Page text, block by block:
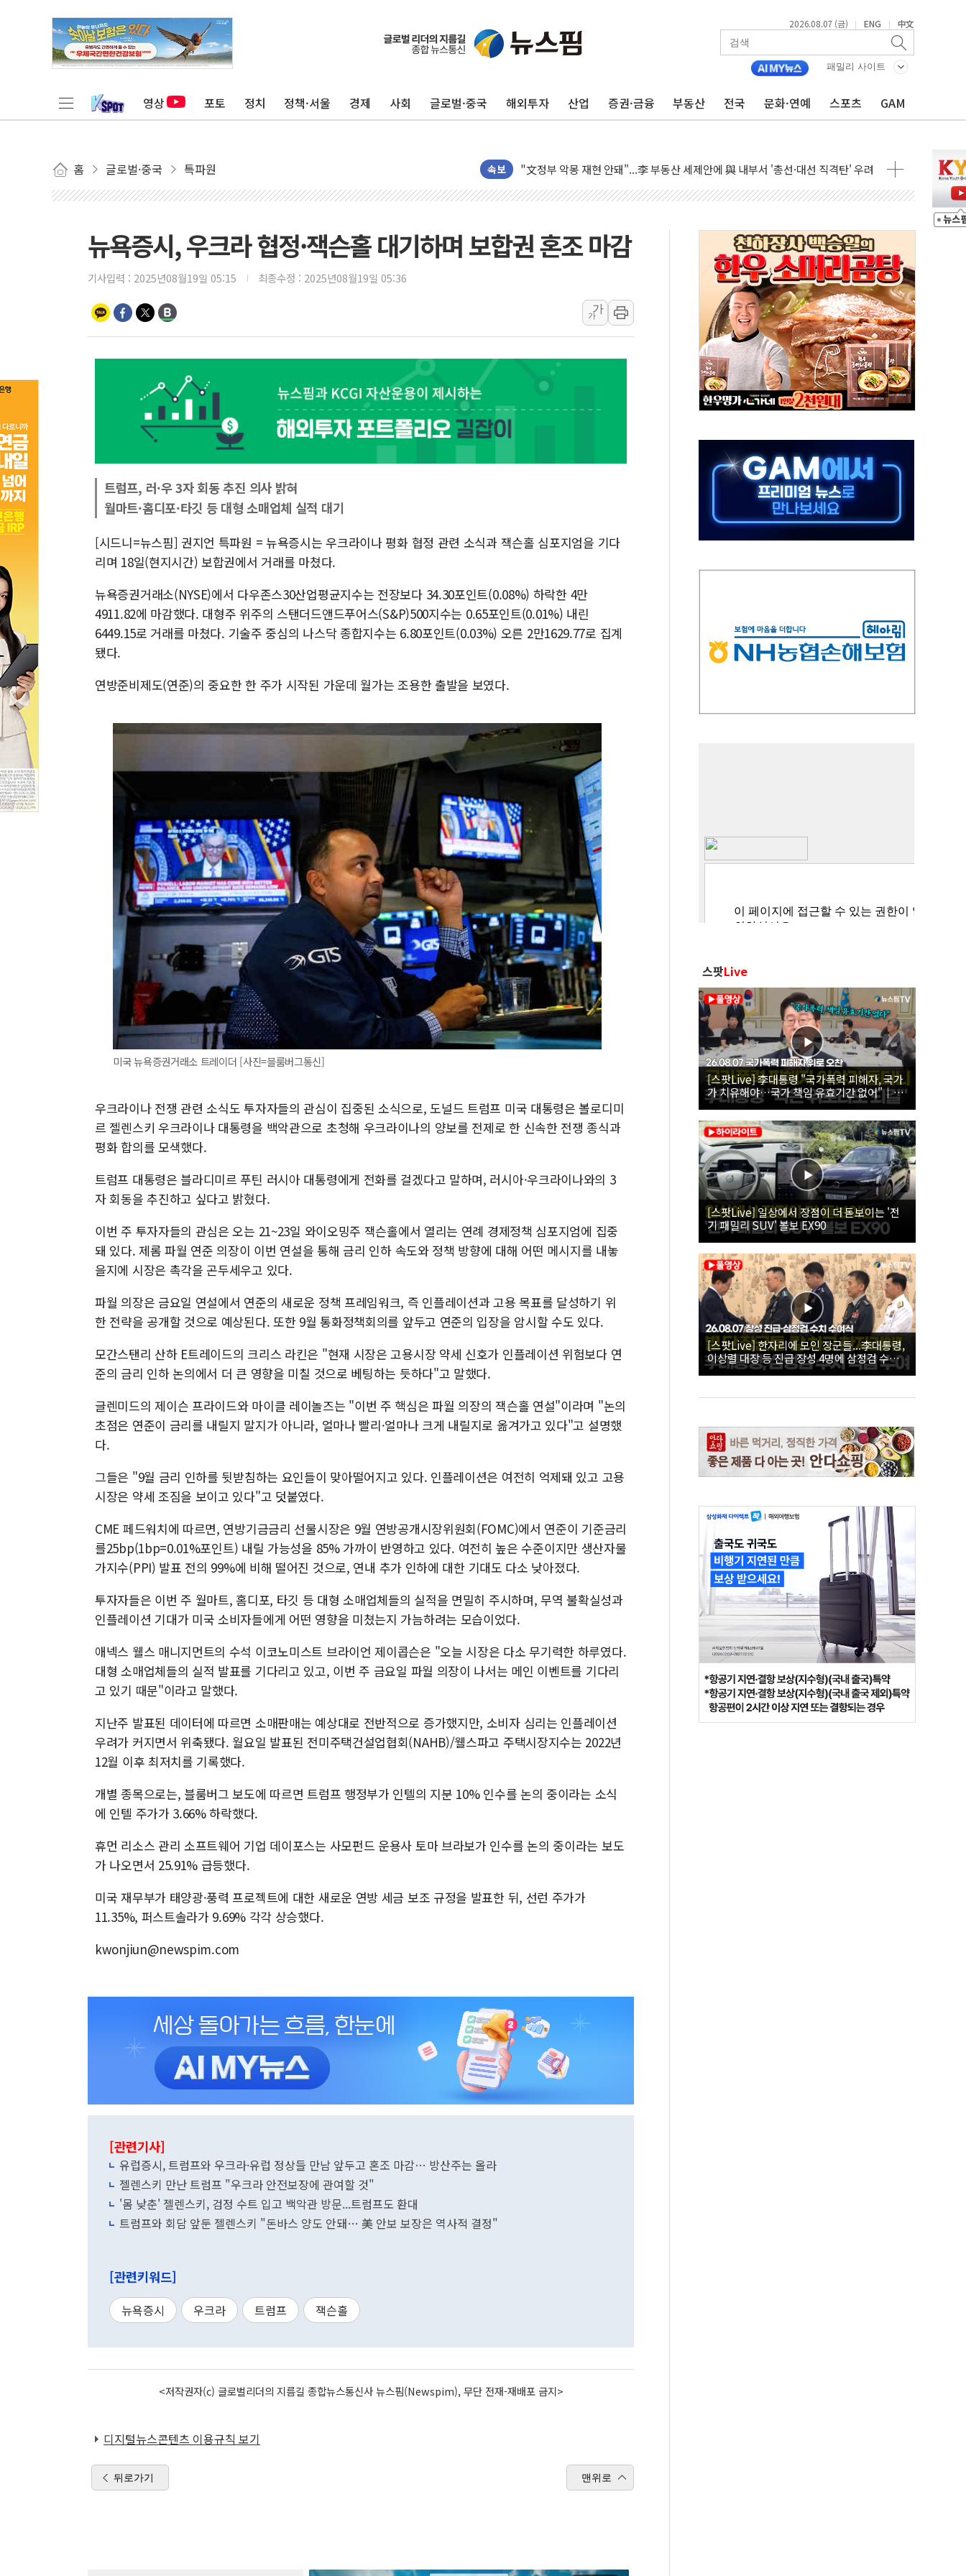
2026.08.07 (금) | ENG | 中文
패밀리 사이트
영상 포토 정치 정책·서울 경제 사회 글로벌·중국 해외투자 산업 증권·금융 부동산 전국 문화·연예 스포츠 GAM
홈 글로벌·중국 특파원 속보
태국 학교서 중학생 총기 난사...최소 7명 사망
40.2도 찍은 서울 등 폭염중대경보 해제…누적 온열질환자 2872명
신세계사이먼 '대구 프리미엄 아울렛' 건립 '본궤도'
李대통령, 호우 피해 경북 안동·의성 특별재난지역 선포
워트, 상반기 영업이익 30억원
프롬바이오, 10일 거래 재개…"재무구조 개편"
NH농협생명, 농작업 중 온열질환 보장…폭염기 신속 보상 강화
아바코, 2분기 매출 120억원
랩지노믹스 "디엑솜과 美 암 진단 분야 독점 라이선스 계약"
보로노이, 폐암 치료제 'VRN11' 캐나다 IND 신청
푸본현대생명, 육군 3군단과 군 장병 금융교육·전역 지원 협약
교보생명, '교보K-맞춤건강보험' 6개월 배타적사용권 획득
벼랑 끝 선 '동전주' 무더기 상폐 위기…관리종목 우려 지정예고 총 63개
컴투스 '제우스: 오만의 신' 26일 출시, 유저의 캐릭터가 AI로 플레이한다
네이버 클립, 시청 만으로 혜택 얻는 피드코인 이벤트 진행
서울 재건축·재개발 정상화시 5년 내 9만가구 순증...이주 대란도 제한적
뉴욕증시, 우크라 협정·잭슨홀 대기하며 보합권 혼조 마감
기사입력 : 2025년08월19일 05:15 최종수정 : 2025년08월19일 05:36
가
가
트럼프, 러·우 3자 회동 추진 의사 밝혀
월마트·홈디포·타깃 등 대형 소매업체 실적 대기
[시드니=뉴스핌] 권지언 특파원 = 뉴욕증시는 우크라이나 평화 협정 관련 소식과 잭슨홀 심포지엄을 기다
리며 18일(현지시간) 보합권에서 거래를 마쳤다.
뉴욕증권거래소(NYSE)에서 다우존스30산업평균지수는 전장보다 34.30포인트(0.08%) 하락한 4만
4911.82에 마감했다. 대형주 위주의 스탠더드앤드푸어스(S&P)500지수는 0.65포인트(0.01%) 내린
6449.15로 거래를 마쳤다. 기술주 중심의 나스닥 종합지수는 6.80포인트(0.03%) 오른 2만1629.77로 집계
됐다.
연방준비제도(연준)의 중요한 한 주가 시작된 가운데 월가는 조용한 출발을 보였다.
미국 뉴욕증권거래소 트레이더 [사진=블룸버그통신]
우크라이나 전쟁 관련 소식도 투자자들의 관심이 집중된 소식으로, 도널드 트럼프 미국 대통령은 볼로디미
르 젤렌스키 우크라이나 대통령을 백악관으로 초청해 우크라이나의 양보를 전제로 한 신속한 전쟁 종식과
평화 합의를 모색했다.
트럼프 대통령은 블라디미르 푸틴 러시아 대통령에게 전화를 걸겠다고 말하며, 러시아·우크라이나와의 3
자 회동을 추진하고 싶다고 밝혔다.
이번 주 투자자들의 관심은 오는 21~23일 와이오밍주 잭슨홀에서 열리는 연례 경제정책 심포지엄에 집중
돼 있다. 제롬 파월 연준 의장이 이번 연설을 통해 금리 인하 속도와 정책 방향에 대해 어떤 메시지를 내놓
을지에 시장은 촉각을 곤두세우고 있다.
파월 의장은 금요일 연설에서 연준의 새로운 정책 프레임워크, 즉 인플레이션과 고용 목표를 달성하기 위
한 전략을 공개할 것으로 예상된다. 또한 9월 통화정책회의를 앞두고 연준의 입장을 암시할 수도 있다.
모간스탠리 산하 E트레이드의 크리스 라킨은 "현재 시장은 고용시장 약세 신호가 인플레이션 위험보다 연
준의 금리 인하 논의에서 더 큰 영향을 미칠 것으로 베팅하는 듯하다"고 말했다.
글렌미드의 제이슨 프라이드와 마이클 레이놀즈는 "이번 주 핵심은 파월 의장의 잭슨홀 연설"이라며 "논의
초점은 연준이 금리를 내릴지 말지가 아니라, 얼마나 빨리·얼마나 크게 내릴지로 옮겨가고 있다"고 설명했
다.
그들은 "9월 금리 인하를 뒷받침하는 요인들이 맞아떨어지고 있다. 인플레이션은 여전히 억제돼 있고 고용
시장은 약세 조짐을 보이고 있다"고 덧붙였다.
CME 페드워치에 따르면, 연방기금금리 선물시장은 9월 연방공개시장위원회(FOMC)에서 연준이 기준금리
를25bp(1bp=0.01%포인트) 내릴 가능성을 85% 가까이 반영하고 있다. 여전히 높은 수준이지만 생산자물
가지수(PPI) 발표 전의 99%에 비해 떨어진 것으로, 연내 추가 인하에 대한 기대도 다소 낮아졌다.
투자자들은 이번 주 월마트, 홈디포, 타깃 등 대형 소매업체들의 실적을 면밀히 주시하며, 무역 불확실성과
인플레이션 기대가 미국 소비자들에게 어떤 영향을 미쳤는지 가늠하려는 모습이었다.
애넥스 웰스 매니지먼트의 수석 이코노미스트 브라이언 제이콥슨은 "오늘 시장은 다소 무기력한 하루였다.
대형 소매업체들의 실적 발표를 기다리고 있고, 이번 주 금요일 파월 의장이 나서는 메인 이벤트를 기다리
고 있기 때문"이라고 말했다.
지난주 발표된 데이터에 따르면 소매판매는 예상대로 전반적으로 증가했지만, 소비자 심리는 인플레이션
우려가 커지면서 위축됐다. 월요일 발표된 전미주택건설업협회(NAHB)/웰스파고 주택시장지수는 2022년
12월 이후 최저치를 기록했다.
개별 종목으로는, 블룸버그 보도에 따르면 트럼프 행정부가 인텔의 지분 10% 인수를 논의 중이라는 소식
에 인텔 주가가 3.66% 하락했다.
휴먼 리소스 관리 소프트웨어 기업 데이포스는 사모펀드 운용사 토마 브라보가 인수를 논의 중이라는 보도
가 나오면서 25.91% 급등했다.
미국 재무부가 태양광·풍력 프로젝트에 대한 새로운 연방 세금 보조 규정을 발표한 뒤, 선런 주가가
11.35%, 퍼스트솔라가 9.69% 각각 상승했다.
kwonjiun@newspim.com
[관련기사]
유럽증시, 트럼프와 우크라·유럽 정상들 만남 앞두고 혼조 마감… 방산주는 올라
젤렌스키 만난 트럼프 "우크라 안전보장에 관여할 것"
'몸 낮춘' 젤렌스키, 검정 수트 입고 백악관 방문...트럼프도 환대
트럼프와 회담 앞둔 젤렌스키 "돈바스 양도 안돼… 美 안보 보장은 역사적 결정"
[관련키워드]
뉴욕증시 우크라 트럼프 잭슨홀
<저작권자(c) 글로벌리더의 지름길 종합뉴스통신사 뉴스핌(Newspim), 무단 전재-재배포 금지>
디지털뉴스콘텐츠 이용규칙 보기
뒤로가기 맨위로
스팟Live
[스팟Live] 李대통령 "국가폭력 피해자, 국가
가 치유해야…국가 책임 유효기간 없어"｜
26.08.07 국가폭력 피해자 위로 오찬
[스팟Live] 일상에서 장점이 더 돋보이는 '전
기 패밀리 SUV' 볼보 EX90
[스팟Live] 한자리에 모인 장군들...李대통령,
이상렬 대장 등 진급 장성 4명에 삼정검 수치
직접 수여｜26.08.07 장성 진급·삼정검 수치